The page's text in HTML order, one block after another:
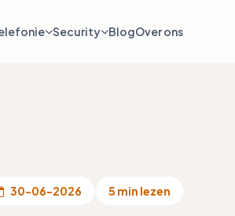
Security BlogOver ons
30-06-2026 5 min lezen